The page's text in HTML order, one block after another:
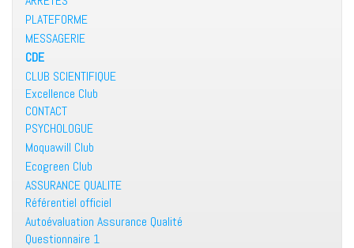
PLATEFORME
MESSAGERIE
CDE
CLUB SCIENTIFIQUE
Excellence Club
CONTACT
PSYCHOLOGUE
Moquawill Club
Ecogreen Club
ASSURANCE QUALITE
Référentiel officiel
Autoévaluation Assurance Qualité
Questionnaire 1